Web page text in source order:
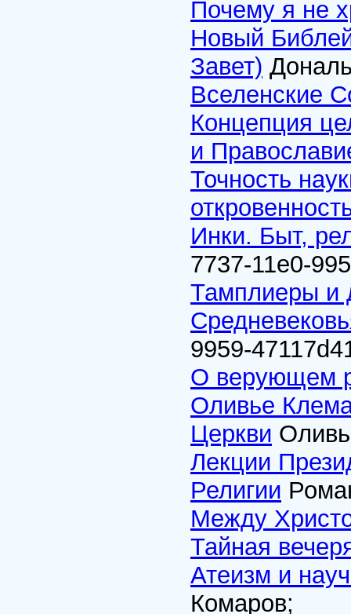
Почему я не
Новый
Завет)
Вселенские
Концепция
и
Точность
Инки. Быт,
7737-11e0-
Тамплиеры и
9959-
О верующем
Оливье
Церкви
Лекции
Религии
Между
Тайная
Атеизм и
Комаров;